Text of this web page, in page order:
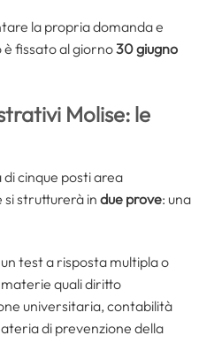
la propria domanda e
fissato al giorno30 giugno
Molise: le
cinque posti area
strutturerà in due prove: una
test a risposta multipla o
quali diritto
universitaria, contabilità
di prevenzione della